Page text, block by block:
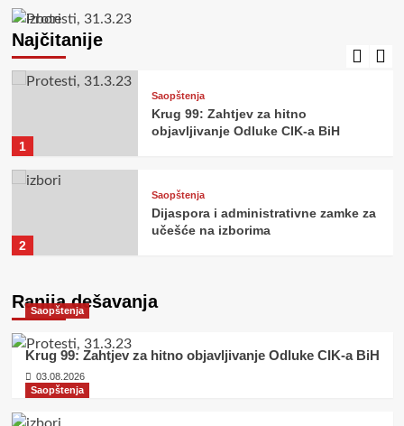
Najčitanije
5
1
Saopštenja
Krug 99: Zahtjev za hitno
objavljivanje Odluke CIK-a BiH
2
Saopštenja
Dijaspora i administrativne zamke za
učešće na izborima
3
Politički preokret i ustavni
Ranija dešavanja
Saopštenja
Krug 99: Zahtjev za hitno objavljivanje Odluke CIK-a BiH
03.08.2026
Saopštenja